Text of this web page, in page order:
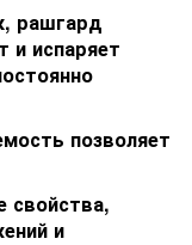
рашгард
и испаряет
позволяет
свойства,
и